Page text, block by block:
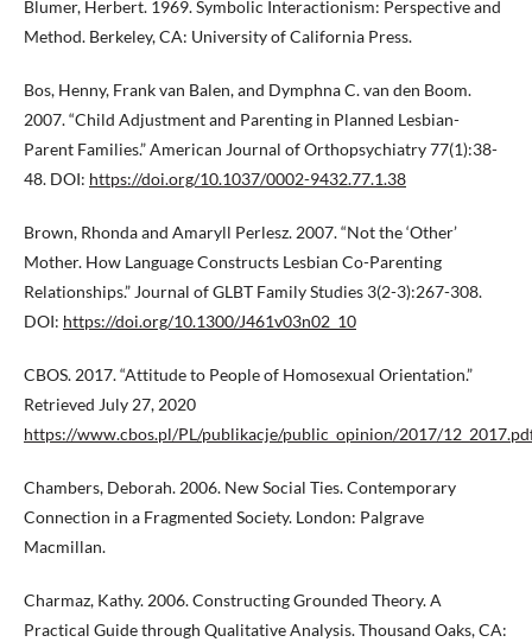
Blumer, Herbert. 1969. Symbolic Interactionism: Perspective and
Method. Berkeley, CA: University of California Press.
Bos, Henny, Frank van Balen, and Dymphna C. van den Boom.
2007. “Child Adjustment and Parenting in Planned Lesbian-
Parent Families.” American Journal of Orthopsychiatry 77(1):38-
48. DOI: https://doi.org/10.1037/0002-9432.77.1.38
Brown, Rhonda and Amaryll Perlesz. 2007. “Not the ‘Other’
Mother. How Language Constructs Lesbian Co-Parenting
Relationships.” Journal of GLBT Family Studies 3(2-3):267-308.
DOI: https://doi.org/10.1300/J461v03n02_10
CBOS. 2017. “Attitude to People of Homosexual Orientation.”
Retrieved July 27, 2020
https://www.cbos.pl/PL/publikacje/public_opinion/2017/
Chambers, Deborah. 2006. New Social Ties. Contemporary
Connection in a Fragmented Society. London: Palgrave
Macmillan.
Charmaz, Kathy. 2006. Constructing Grounded Theory. A
Practical Guide through Qualitative Analysis. Thousand Oaks, CA: